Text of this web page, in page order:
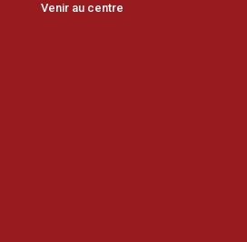
Venir au centre